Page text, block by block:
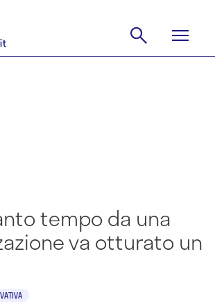
tempo da una
va otturato un